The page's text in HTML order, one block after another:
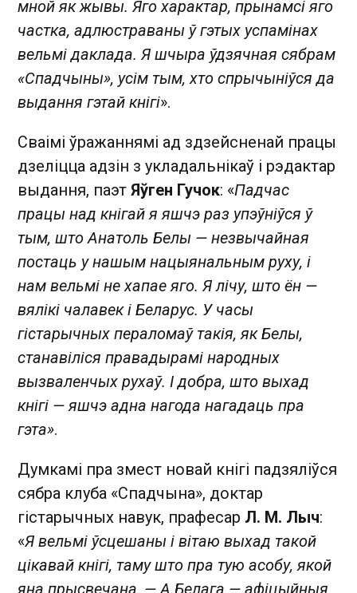
мной як жывы. Яго характар, прынамсі яго
частка, адлюстраваны ў гэтых успамінах
вельмі даклада. Я шчыра ўдзячная сябрам
«Спадчыны», усім тым, хто спрычыніўся да
выдання гэтай кнігі».
Сваімі ўражаннямі ад здзейсненай працы
дзеліцца адзін з укладальнікаў і рэдактар
выдання, паэт Яўген Гучок: «Падчас
працы над кнігай я яшчэ раз упэўніўся ў
тым, што Анатоль Белы — незвычайная
постаць у нашым нацыянальным руху, і
нам вельмі не хапае яго. Я лічу, што ён —
вялікі чалавек і Беларус. У часы
гістарычных пераломаў такія, як Белы,
станавіліся правадырамі народных
вызваленчых рухаў. І добра, што выхад
кнігі — яшчэ адна нагода нагадаць пра
гэта».
Думкамі пра змест новай кнігі падзяліўся
сябра клуба «Спадчына», доктар
гістарычных навук, прафесар Л. М. Лыч:
«Я вельмі ўсцешаны і вітаю выхад такой
цікавай кнігі, таму што пра тую асобу, якой
яна прысвечана, — А.Белага — афіцыйныя